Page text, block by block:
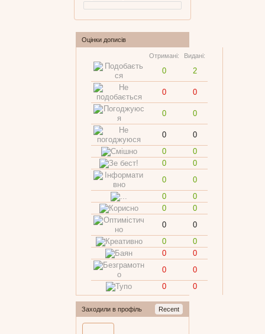
Оцінки дописів
Отримані: Видані:
0 2
0 0
0 0
0
0
0
0
0
0
0
0
0
0
0
0
0
0
0
0
0
0
0
0
0
0
Заходили в профіль Recent